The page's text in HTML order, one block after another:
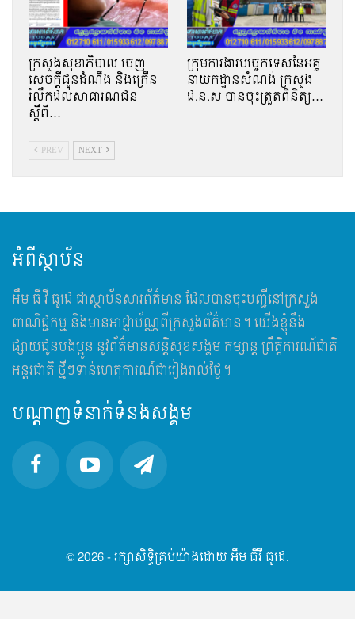
ក្រសួងសុខាភិបាល ចេញ
សេចក្តីជូនដំណឹង និងក្រើន
រំលឹកដល់សាធារណជន
ស្ដីពី…
ក្រុមការងារបច្ចេកទេសនៃអគ្គ
នាយកដ្ឋានសំណង់ ក្រសួង
ដ.ន.ស បានចុះត្រួតពិនិត្យ…
PREV NEXT
អំពីស្ថាប័ន
អឹម​ ធី វី ធូដេ ជាស្ថាប័នសារព័ត៌មាន ដែលបានចុះបញ្ជីនៅក្រសួង
ពាណិជ្ជកម្ម និងមានអាជ្ញាប័ណ្ណពីក្រសួងព័ត៌មាន។ យើងខ្ញុំនឹង
ផ្សាយជូនបងប្អូន នូវព័ត៌មានសន្តិសុខសង្គម កម្សាន្ត ព្រឹត្តិការណ៍ជាតិ
អន្តរជាតិ ថ្មីៗទាន់ហេតុការណ៍ជារៀងរាល់ថ្ងៃ។
បណ្តាញទំនាក់ទំនងសង្គម
© 2026 - រក្សាសិទ្ធិគ្រប់យ៉ាងដោយ អឹម ធីវី ធូដេ.